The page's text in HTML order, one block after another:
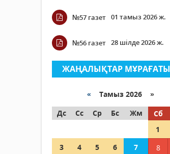
№57 газет 01 тамыз 2026 ж.
№56 газет 28 шілде 2026 ж.
ЖАҢАЛЫҚТАР МҰРАҒАТЫ
« Тамыз 2026 »
Дс
Сс Ср Бс Жм Сб
1
3
4 5 6 7 8